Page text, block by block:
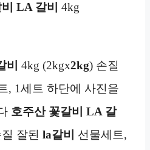
LA 갈비
4kg
비 4kg (2kgx2kg) 손질
, 1세트 하단에 사진을
호주산 꽃갈비
LA 갈
잘된 la갈비
선물세트,